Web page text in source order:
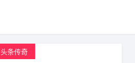
头条传奇